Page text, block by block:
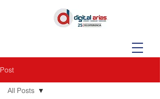
Post
All Posts